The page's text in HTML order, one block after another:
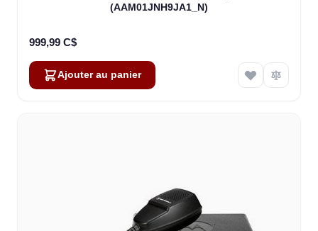
(AAM01JNH9JA1_N)
999,99 C$
Ajouter au panier